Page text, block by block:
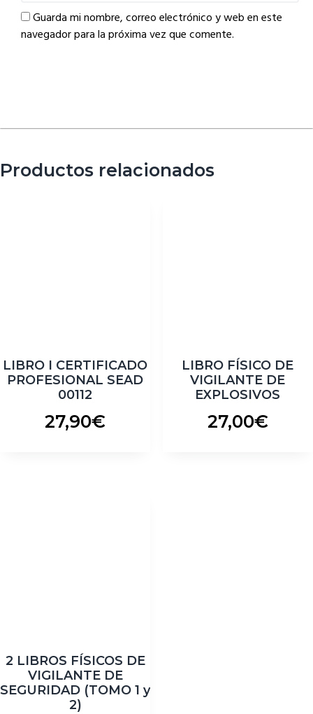
Guarda mi nombre, correo electrónico y web en este
navegador para la próxima vez que comente.
Productos relacionados
LIBRO I CERTIFICADO
PROFESIONAL SEAD
00112
27,90€
LIBRO FÍSICO DE
VIGILANTE DE
EXPLOSIVOS
27,00€
2 LIBROS FÍSICOS DE
VIGILANTE DE
SEGURIDAD (TOMO 1 y
2)